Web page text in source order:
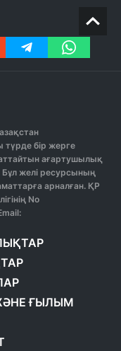
бір жерге
ағартушылық
Бұл желі ресурсының
арналған. ҚР
No
ҒЫЛЫМ